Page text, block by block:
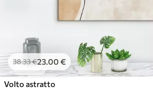
38.33€23.00 €
Volto astratto